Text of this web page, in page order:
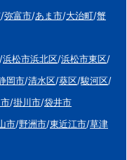
/弥富市/あま市/大治町/蟹
/浜松市浜北区/浜松市東区/
岡市/清水区/葵区/駿河区/
/掛川市/袋井市
市/野洲市/東近江市/草津